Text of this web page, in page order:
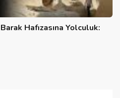
Hafızasına Yolculuk: